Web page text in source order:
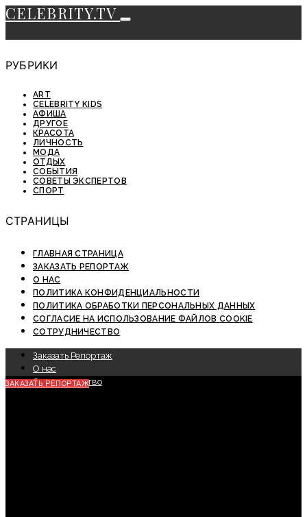
CELEBRITY.TV
РУБРИКИ
ART
CELEBRITY KIDS
АФИША
ДРУГОЕ
КРАСОТА
ЛИЧНОСТЬ
МОДА
ОТДЫХ
СОБЫТИЯ
СОВЕТЫ ЭКСПЕРТОВ
СПОРТ
СТРАНИЦЫ
ГЛАВНАЯ СТРАНИЦА
ЗАКАЗАТЬ РЕПОРТАЖ
О НАС
ПОЛИТИКА КОНФИДЕНЦИАЛЬНОСТИ
ПОЛИТИКА ОБРАБОТКИ ПЕРСОНАЛЬНЫХ ДАННЫХ
СОГЛАСИЕ НА ИСПОЛЬЗОВАНИЕ ФАЙЛОВ COOKIE
СОТРУДНИЧЕСТВО
Заказать Репортаж
О нас
Сотрудничество
ЗАКАЗАТЬ РЕПОРТАЖ